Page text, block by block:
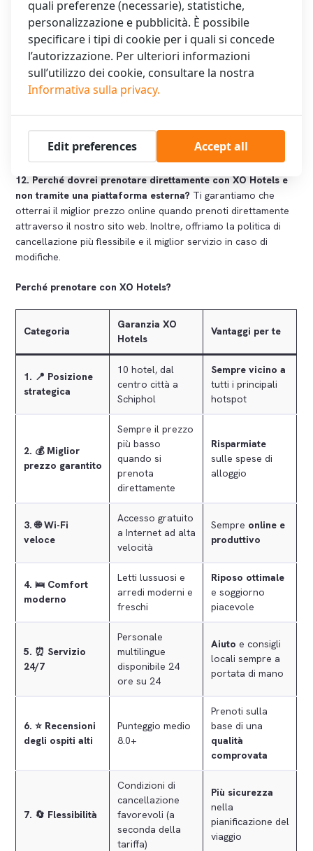
ecologica. Utilizziamo elettricità verde al 100%, riduciamo al
minimo la plastica e implementiamo misure di risparmio
energetico, come sensori di movimento e docce a risparmio
idrico, in tutti i nostri hotel.
11. In che modo XO Hotels contribuisce alla comunità
la nostra colazione e i servizi nelle camere. Inoltre,
incoraggiamo i nostri ospiti a utilizzare i mezzi pubblici e le
biciclette, a sostegno di una città vivibile.
12. Perché dovrei prenotare direttamente con XO Hotels e
non tramite una piattaforma esterna? Ti garantiamo che
otterrai il miglior prezzo online quando prenoti direttamente
attraverso il nostro sito web. Inoltre, offriamo la politica di
cancellazione più flessibile e il miglior servizio in caso di
modifiche.
Perché prenotare con XO Hotels?
Categoria
Garanzia XO
Hotels
Vantaggi per te
1. 📍 Posizione
strategica
10 hotel, dal
centro città a
Schiphol
Sempre vicino a
tutti i principali
hotspot
2. 💰 Miglior
prezzo garantito
Sempre il prezzo
più basso
quando si
prenota
direttamente
Risparmiate
sulle spese di
alloggio
3.🌐 Wi-Fi
veloce
Accesso gratuito
a Internet ad alta
velocità
Sempre online e
produttivo
4. 🛌 Comfort
moderno
Letti lussuosi e
arredi moderni e
freschi
Riposo ottimale
e soggiorno
piacevole
5. ⏰ Servizio
24/7
Personale
multilingue
disponibile 24
ore su 24
Aiuto e consigli
locali sempre a
portata di mano
6. ⭐ Recensioni
degli ospiti alti
Punteggio medio
8.0+
Prenoti sulla
base di una
qualità
comprovata
7. 🔄 Flessibilità
Condizioni di
cancellazione
favorevoli (a
seconda della
tariffa)
Più sicurezza
nella
pianificazione del
viaggio
quali preferenze (necessarie), statistiche,
personalizzazione e pubblicità. È possibile
specificare i tipi di cookie per i quali si concede
l’autorizzazione. Per ulteriori informazioni
sull’utilizzo dei cookie, consultare la nostra
Informativa sulla privacy.
Edit preferences Accept all